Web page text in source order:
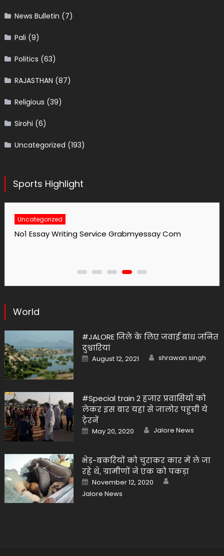
News Bulletin (7)
Pali (9)
Politics (63)
RAJASTHAN (87)
Religious (39)
Sirohi (6)
Uncategorized (193)
Sports Highlight
Uncategorized
No1 Essay Writing Service Grabmyessay Com
World
#JALORE जिले के लिए जवाई बांध जनित
दुश्वारियां
Posted
on
August 12, 2021 Author
shrawan singh
#Special train 2 हजार प्रवासियों को
लेकर इस बार यहां से जालोर पहुंची ये
टे्रनें
Posted
on
May 20, 2020 Author
Jalore News
भेड़-बकरियों को चुराकर कार में ले जा
रहे थे, ग्रामीणों ने एक को पकड़ा
Posted
on
November 12, 2020 Author
Jalore News